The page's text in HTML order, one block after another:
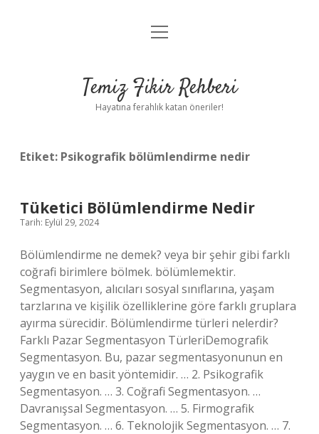
Anasayfa
Yasal Uyarı
menüyü
Temiz Fikir Rehberi
Hayatına ferahlık katan öneriler!
Etiket: Psikografik bölümlendirme nedir
Tüketici Bölümlendirme Nedir
Tarih: Eylül 29, 2024
Bölümlendirme ne demek? veya bir şehir gibi farklı
coğrafi birimlere bölmek. bölümlemektir.
Segmentasyon, alıcıları sosyal sınıflarına, yaşam
tarzlarına ve kişilik özelliklerine göre farklı gruplara
ayırma sürecidir. Bölümlendirme türleri nelerdir?
Farklı Pazar Segmentasyon TürleriDemografik
Segmentasyon. Bu, pazar segmentasyonunun en
yaygın ve en basit yöntemidir. … 2. Psikografik
Segmentasyon. … 3. Coğrafi Segmentasyon. …
Davranışsal Segmentasyon. … 5. Firmografik
Segmentasyon. … 6. Teknolojik Segmentasyon. … 7.